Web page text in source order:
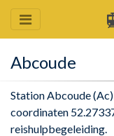
Abcoude
Station Abcoude
coordinaten
reishulpbegeleiding.